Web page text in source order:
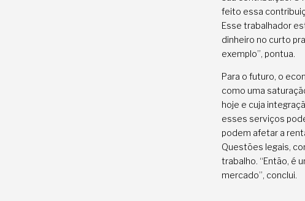
feito essa
Esse trabalhador
dinheiro no curto
exemplo”, pontua.
Para o futuro, o
como uma
hoje e cuja
esses serviços
podem afetar a
Questões legais,
trabalho. “Então, é
mercado”, conclui.